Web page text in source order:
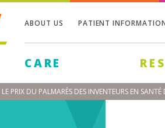
ABOUT US PATIENT
CARE
PRIX DU PALMARÈS DES INVENTEURS EN